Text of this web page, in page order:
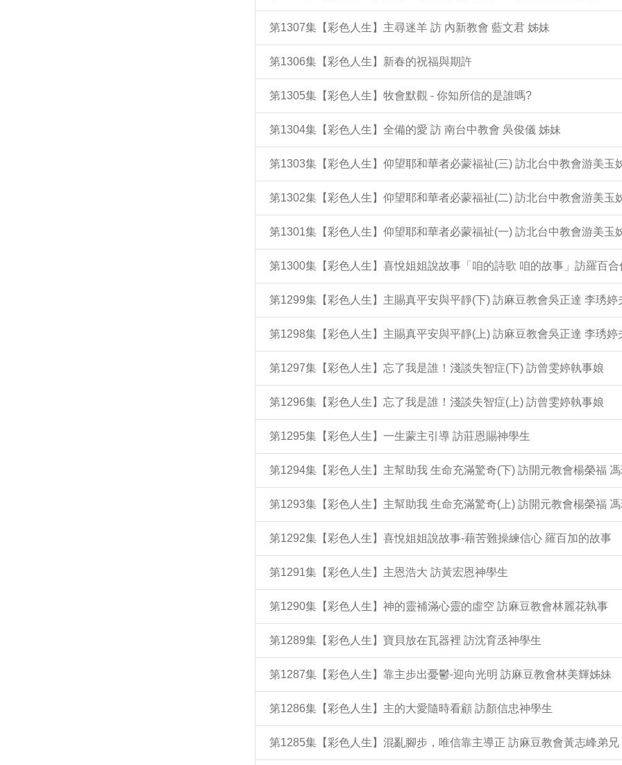
第1307集【彩色人生】主尋迷羊 訪 內新教會 藍文君 姊妹
第1306集【彩色人生】新春的祝福與期許
第1305集【彩色人生】牧會默觀 - 你知所信的是誰嗎?
第1304集【彩色人生】全備的愛 訪 南台中教會 吳俊儀 姊妹
第1303集【彩色人生】仰望耶和華者必蒙福祉(三) 訪北台中教會游美玉
第1302集【彩色人生】仰望耶和華者必蒙福祉(二) 訪北台中教會游美玉
第1301集【彩色人生】仰望耶和華者必蒙福祉(一) 訪北台中教會游美玉
第1300集【彩色人生】喜悅姐姐說故事「咱的詩歌 咱的故事」訪羅百合
第1299集【彩色人生】主賜真平安與平靜(下) 訪麻豆教會吳正達 李琇婷
第1298集【彩色人生】主賜真平安與平靜(上) 訪麻豆教會吳正達 李琇婷
第1297集【彩色人生】忘了我是誰！淺談失智症(下) 訪曾雯婷執事娘
第1296集【彩色人生】忘了我是誰！淺談失智症(上) 訪曾雯婷執事娘
第1295集【彩色人生】一生蒙主引導 訪莊恩賜神學生
第1294集【彩色人生】主幫助我 生命充滿驚奇(下) 訪開元教會楊榮福
第1293集【彩色人生】主幫助我 生命充滿驚奇(上) 訪開元教會楊榮福
第1292集【彩色人生】喜悅姐姐說故事-藉苦難操練信心 羅百加的故事
第1291集【彩色人生】主恩浩大 訪黃宏恩神學生
第1290集【彩色人生】神的靈補滿心靈的虛空 訪麻豆教會林麗花執事
第1289集【彩色人生】寶貝放在瓦器裡 訪沈育丞神學生
第1287集【彩色人生】靠主步出憂鬱-迎向光明 訪麻豆教會林美輝姊妹
第1286集【彩色人生】主的大愛隨時看顧 訪顏信忠神學生
第1285集【彩色人生】混亂腳步，唯信靠主導正 訪麻豆教會黃志峰弟兄